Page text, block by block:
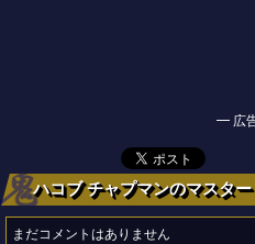
━ 広
ハコブ チャプマンのマスタ
まだコメントはありません